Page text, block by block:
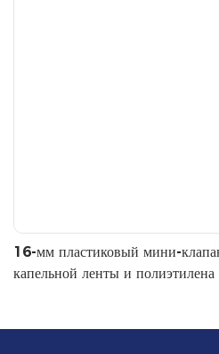
16-мм пластиковый мини-
капельной ленты и